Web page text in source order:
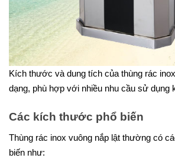
Kích thước và dung tích của thùng rác
dạng, phù hợp với nhiều nhu cầu sử dụng
Các kích thước phổ biến
Thùng rác inox vuông nắp lật thường có
biến như: